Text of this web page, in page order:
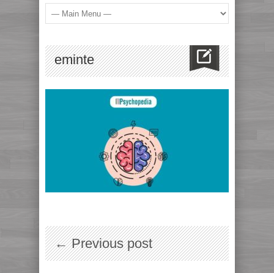
eminte
← Previous post